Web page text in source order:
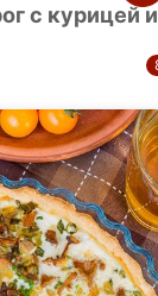
с курицей и